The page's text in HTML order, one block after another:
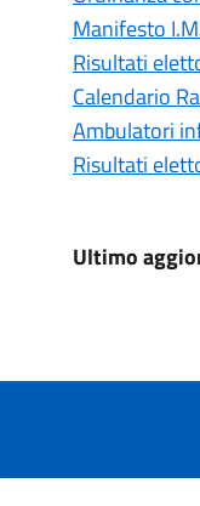
Manifesto
Risultati
Calendario
Ambulatori
Risultati
Ultimo